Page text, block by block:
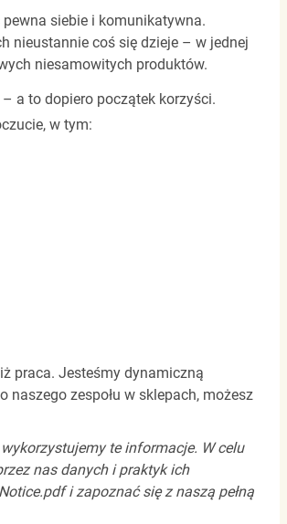
siebie i komunikatywna.
nieustannie coś się dzieje – w jednej
niesamowitych produktów.
– a to dopiero początek korzyści.
w tym:
praca. Jesteśmy dynamiczną
naszego zespołu w sklepach, możesz
te informacje. W celu
nas danych i praktyk ich
i zapoznać się z naszą pełną